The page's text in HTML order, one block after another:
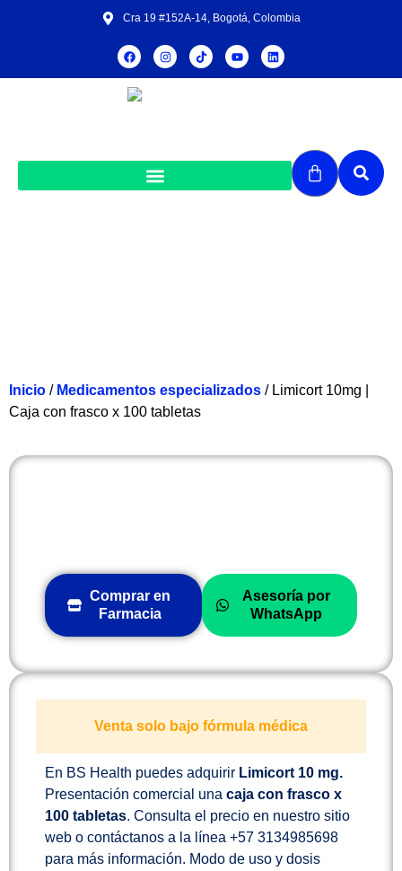
Cra 19 #152A-14, Bogotá, Colombia
Inicio / Medicamentos especializados / Limicort 10mg |
Caja con frasco x 100 tabletas
Comprar en
Farmacia
Asesoría por
WhatsApp
Venta solo bajo fórmula médica
En BS Health puedes adquirir Limicort 10 mg.
Presentación comercial una caja con frasco x
100 tabletas. Consulta el precio en nuestro sitio
web o contáctanos a la línea +57 3134985698
para más información. Modo de uso y dosis